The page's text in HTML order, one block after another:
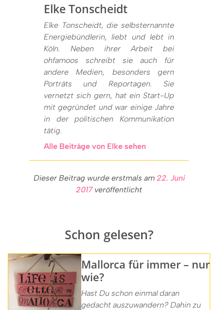
Elke Tonscheidt
Elke Tonscheidt, die selbsternannte
Energiebündlerin, liebt und lebt in
Köln. Neben ihrer Arbeit bei
ohfamoos schreibt sie auch für
andere Medien, besonders gern
Porträts und Reportagen. Sie
vernetzt sich gern, hat ein Start-Up
mit gegründet und war einige Jahre
in der politischen Kommunikation
tätig.
Alle Beiträge von Elke sehen
Dieser Beitrag wurde erstmals am 22. Juni
2017veröffentlicht
Schon gelesen?
Mallorca für immer – nur
wie?
Hast Du schon einmal daran
gedacht auszuwandern? Dahin zu